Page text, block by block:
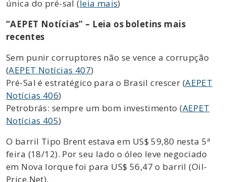
única do pré-sal (leia mais)
“AEPET Notícias” – Leia os boletins mais
recentes
Sem punir corruptores não se vence a corrupção
(AEPET Notícias 407)
Pré-Sal é estratégico para o Brasil crescer (AEPET
Notícias 406)
Petrobrás: sempre um bom investimento (AEPET
Notícias 405)
O barril Tipo Brent estava em US$ 59,80 nesta 5ª
feira (18/12). Por seu lado o óleo leve negociado
em Nova Iorque foi para US$ 56,47 o barril (Oil-
Price.Net).